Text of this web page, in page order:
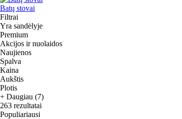
Batų stovai
Filtrai
Yra sandėlyje
Premium
Akcijos ir nuolaidos
Naujienos
Spalva
Kaina
Aukštis
Plotis
+ Daugiau (7)
263 rezultatai
Populiariausi